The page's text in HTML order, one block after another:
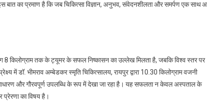
बात का प्रमाण है कि जब चिकित्सा विज्ञान, अनुभव, संवेदनशीलता और समर्पण एक साथ
किलोग्राम तक के ट्यूमर के सफल निष्कासन का उल्लेख मिलता है, जबकि विश्व स्तर पर
डॉ. भीमराव अम्बेडकर स्मृति चिकित्सालय, रायपुर द्वारा 10.30 किलोग्राम वजनी
और गौरवपूर्ण उपलब्धि के रूप में देखा जा रहा है। यह सफलता न केवल अस्पताल के
प्रेरणा का विषय है।